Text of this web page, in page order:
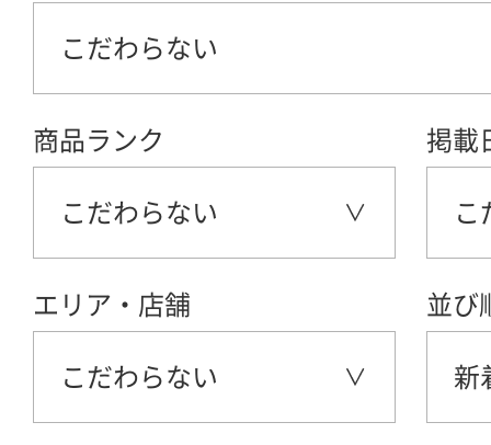
こだわらない
商品ランク
こだわらない
掲載
こ
エリア・店舗
こだわらない
並び
新